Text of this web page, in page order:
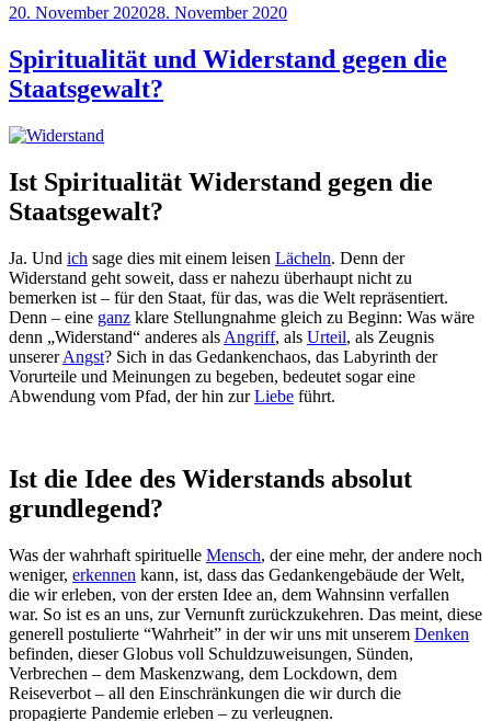
Veröffentlicht
20. November 202028. November 2020
Spiritualität und Widerstand gegen die
Staatsgewalt?
Ist Spiritualität Widerstand gegen die
Staatsgewalt?
Ja. Und ich sage dies mit einem leisen Lächeln. Denn der
Widerstand geht soweit, dass er nahezu überhaupt nicht zu
bemerken ist – für den Staat, für das, was die Welt repräsentiert.
Denn – eine ganz klare Stellungnahme gleich zu Beginn: Was wäre
denn „Widerstand“ anderes als Angriff, als Urteil, als Zeugnis
unsererAngst? Sich in das Gedankenchaos, das Labyrinth der
Vorurteile und Meinungen zu begeben, bedeutet sogar eine
Abwendung vom Pfad, der hin zurLiebe führt.
Ist die Idee des Widerstands absolut
grundlegend?
Was der wahrhaft spirituelle Mensch, der eine mehr, der andere noch
weniger, erkennen kann, ist, dass das Gedankengebäude der Welt,
die wir erleben, von der ersten Idee an, dem Wahnsinn verfallen
war. So ist es an uns, zur Vernunft zurückzukehren. Das meint, diese
generell postulierte “Wahrheit” in der wir uns mit unserem Denken
befinden, dieser Globus voll Schuldzuweisungen, Sünden,
Verbrechen – dem Maskenzwang, dem Lockdown, dem
Reiseverbot – all den Einschränkungen die wir durch die
propagierte Pandemie erleben – zu verleugnen.